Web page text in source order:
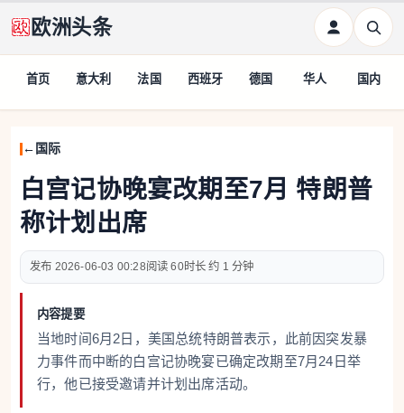
欧洲头条
首页 意大利 法国 西班牙 德国 华人 国内
国际
白宫记协晚宴改期至7月 特朗普
称计划出席
2026-06-03 00:28 60 约 1 分钟
内容提要
当地时间6月2日，美国总统特朗普表示，此前因突发暴
力事件而中断的白宫记协晚宴已确定改期至7月24日举
行，他已接受邀请并计划出席活动。